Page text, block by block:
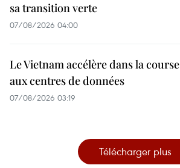
sa transition verte
07/08/2026 04:00
Le Vietnam accélère dans la course
aux centres de données
07/08/2026 03:19
Télécharger plus